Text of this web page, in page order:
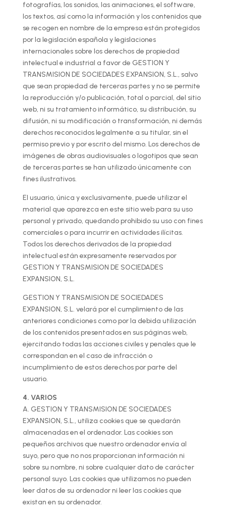
fotografías, los sonidos, las animaciones, el software,
los textos, así como la información y los contenidos que
se recogen en nombre de la empresa están protegidos
por la legislación española y legislaciones
internacionales sobre los derechos de propiedad
intelectual e industrial a favor de GESTION Y
TRANSMISION DE SOCIEDADES EXPANSION, S.L., salvo
que sean propiedad de terceras partes y no se permite
la reproducción y/o publicación, total o parcial, del sitio
web, ni su tratamiento informático, su distribución, su
difusión, ni su modificación o transformación, ni demás
derechos reconocidos legalmente a su titular, sin el
permiso previo y por escrito del mismo. Los derechos de
imágenes de obras audiovisuales o logotipos que sean
de terceras partes se han utilizado únicamente con
fines ilustrativos.
El usuario, única y exclusivamente, puede utilizar el
material que aparezca en este sitio web para su uso
personal y privado, quedando prohibido su uso con fines
comerciales o para incurrir en actividades ilícitas.
Todos los derechos derivados de la propiedad
intelectual están expresamente reservados por
GESTION Y TRANSMISION DE SOCIEDADES
EXPANSION, S.L.
GESTION Y TRANSMISION DE SOCIEDADES
EXPANSION, S.L. velará por el cumplimiento de las
anteriores condiciones como por la debida utilización
de los contenidos presentados en sus páginas web,
ejercitando todas las acciones civiles y penales que le
correspondan en el caso de infracción o
incumplimiento de estos derechos por parte del
usuario.
4. VARIOS
A. GESTION Y TRANSMISION DE SOCIEDADES
EXPANSION, S.L., utiliza cookies que se quedarán
almacenadas en el ordenador. Las cookies son
pequeños archivos que nuestro ordenador envía al
suyo, pero que no nos proporcionan información ni
sobre su nombre, ni sobre cualquier dato de carácter
personal suyo. Las cookies que utilizamos no pueden
leer datos de su ordenador ni leer las cookies que
existan en su ordenador.